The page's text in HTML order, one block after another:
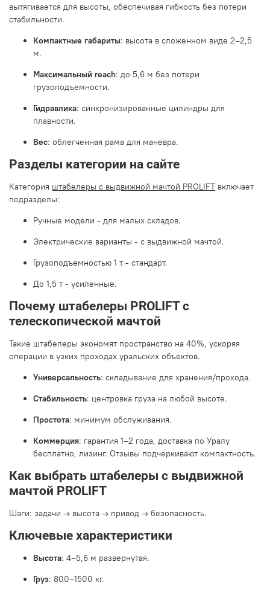
вытягивается для высоты, обеспечивая гибкость без потери
стабильности.
Компактные габариты: высота в сложенном виде 2–2,5
м.
Максимальный reach: до 5,6 м без потери
грузоподъемности.
Гидравлика: синхронизированные цилиндры для
плавности.
Вес: облегченная рама для маневра.
Разделы категории на сайте
Категория штабелеры с выдвижной мачтой PROLIFT включает
подразделы:
Ручные модели - для малых складов.
Электрические варианты - с выдвижной мачтой.
Грузоподъемностью 1 т - стандарт.
До 1,5 т - усиленные.
Почему штабелеры PROLIFT с
телескопической мачтой
Такие штабелеры экономят пространство на 40%, ускоряя
операции в узких проходах уральских объектов.
Универсальность: складывание для хранения/прохода.
Стабильность: центровка груза на любой высоте.
Простота: минимум обслуживания.
Коммерция: гарантия 1–2 года, доставка по Уралу
бесплатно, лизинг. Отзывы подчеркивают компактность.
Как выбрать штабелеры с выдвижной
мачтой PROLIFT
Шаги: задачи → высота → привод → безопасность.
Ключевые характеристики
Высота: 4–5,6 м развернутая.
Груз: 800–1500 кг.